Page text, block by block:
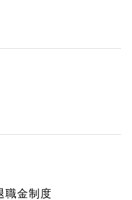
職金制度